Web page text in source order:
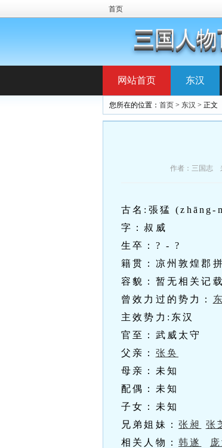
首页
三国人物
网站首页 东汉
您所在的位置： 首页 > 东汉 > 正文
作者：三国志
古名:張猛 (zhāng-
字：叔威
生卒：? - ?
籍贯：凉州敦煌郡
容貌：暂无相关记载
曾效力过的势力：
主效势力:东汉
官至：武威太守
父亲： 张奂
母亲：未知
配偶：未知
子女：未知
兄弟姐妹： 张昶
张
相关人物： 韩遂